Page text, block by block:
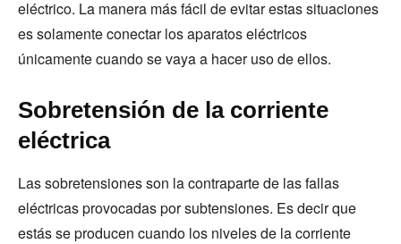
eléctrico. La manera más fácil de evitar estas situaciones
es solamente conectar los aparatos eléctricos
únicamente cuando se vaya a hacer uso de ellos.
Sobretensión de la corriente
eléctrica
Las sobretensiones son la contraparte de las fallas
eléctricas provocadas por subtensiones. Es decir que
estás se producen cuando los niveles de la corriente